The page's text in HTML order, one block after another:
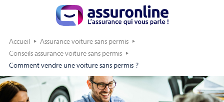
Accueil
Assurance voiture sans permis
Conseils assurance voiture sans permis
Comment vendre une voiture sans permis ?